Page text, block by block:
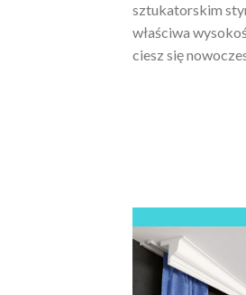
sztukatorskim
właściwa
ciesz się